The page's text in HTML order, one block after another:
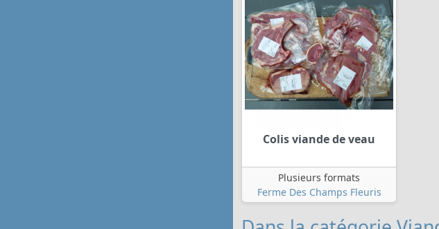
Colis viande de veau
Plusieurs formats
Ferme Des Champs Fleuris